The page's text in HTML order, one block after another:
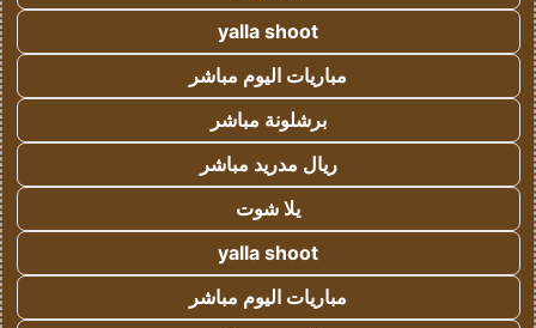
yalla shoot
مباريات اليوم مباشر
برشلونة مباشر
ريال مدريد مباشر
يلا شوت
yalla shoot
مباريات اليوم مباشر